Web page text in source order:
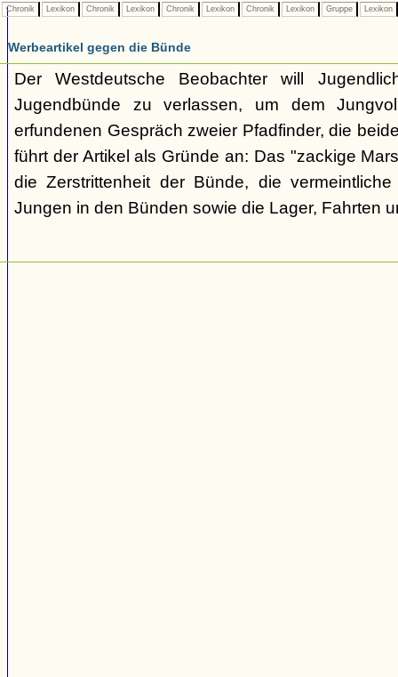
Chronik Lexikon Chronik Lexikon Chronik Lexikon Chronik Lexikon Gruppe Lexikon
Werbeartikel gegen die Bünde
Der Westdeutsche Beobachter will
Jugendbünde zu verlassen, um dem
erfundenen Gespräch zweier Pfadfinder, die
führt der Artikel als Gründe an: Das "zackige
die Zerstrittenheit der Bünde, die
Jungen in den Bünden sowie die Lager, Fahrten